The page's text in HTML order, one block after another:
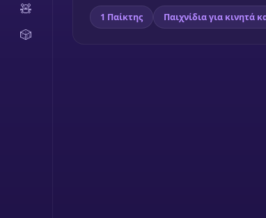
🧸
🎲
1 Παίκτης Παιχνίδια για κινητά